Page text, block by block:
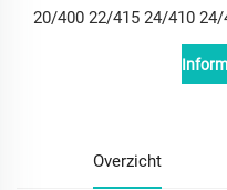
20/400 22/415 24/410
Overzicht